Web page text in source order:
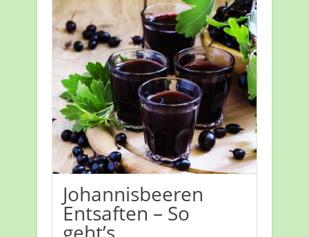
Johannisbeeren
Entsaften – So